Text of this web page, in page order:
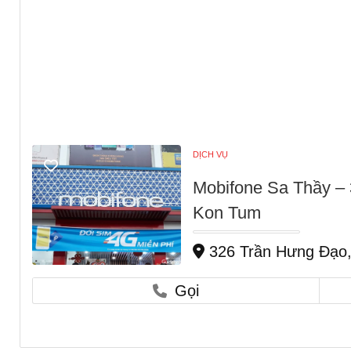
DỊCH VỤ
Mobifone Sa Thầy
Kon Tum
326 Trần Hưng
Gọi